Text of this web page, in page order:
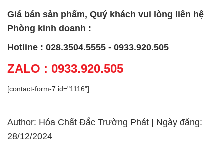
Giá bán sản phẩm, Quý khách vui lòng liên hệ
Phòng kinh doanh :
Hotline : 028.3504.5555 - 0933.920.505
ZALO : 0933.920.505
[contact-form-7 id="1116"]
Author: Hóa Chất Đắc Trường Phát | Ngày đăng:
28/12/2024